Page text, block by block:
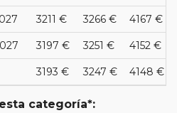
3211 € 3266 € 4167 €
3197 € 3251 € 4152 €
3193 € 3247 € 4148 €
categoría*: